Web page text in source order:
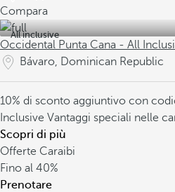
Compara
All inclusive
Occidental Punta Cana - All
Bávaro, Dominican Republic
10% di sconto aggiuntivo con
Inclusive Vantaggi speciali nelle
Scopri di più
Offerte Caraibi
Fino al 40%
Prenotare